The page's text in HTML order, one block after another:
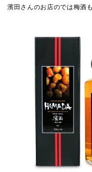
濱田さんのお店のでは梅酒